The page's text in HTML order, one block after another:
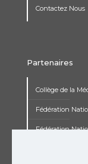
Contactez Nous
Partenaires
Collège de la
Fédération
Fédération